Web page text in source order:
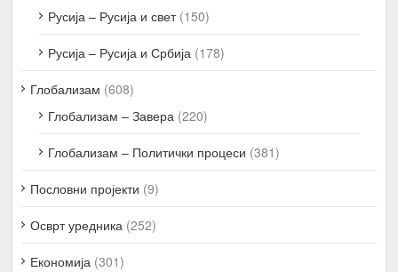
Русија – Русија и свет(150)
Русија – Русија и Србија (178)
Глобализам (608)
Глобализам – Завера (220)
Глобализам – Политички процеси (381)
Пословни пројекти (9)
Осврт уредника (252)
Економија (301)